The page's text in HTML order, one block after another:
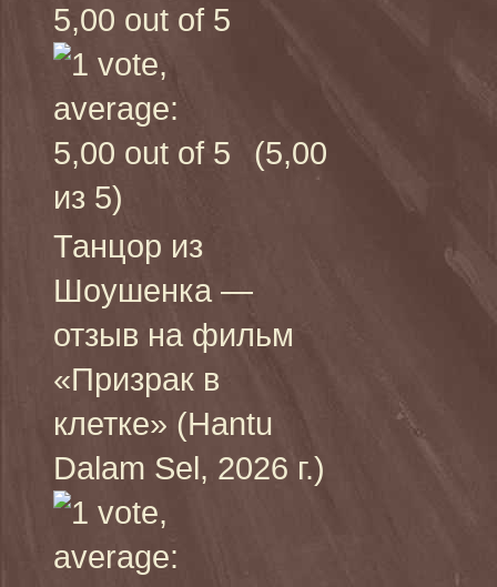
(5,00
из 5)
Танцор из
Шоушенка —
отзыв на фильм
«Призрак в
клетке» (Hantu
Dalam Sel, 2026 г.)